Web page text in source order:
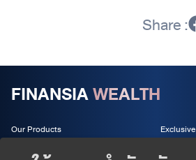
Share :
FINANSIAWEALTH
Our Products
Wealth Services About us